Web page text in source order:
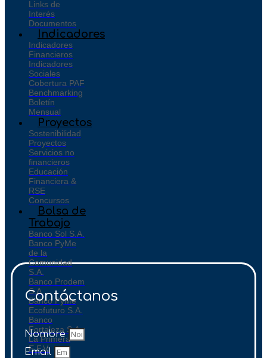
Links de
Interés
Documentos
Indicadores
Indicadores
Financieros
Indicadores
Sociales
Cobertura PAF
Benchmarking
Boletín
Mensual
Proyectos
Sostenibilidad
Proyectos
Servicios no
financieros
Educación
Financiera &
RSE
Concursos
Bolsa de
Trabajo
Banco Sol S.A.
Banco PyMe
de la
Comunidad
S.A.
Banco Prodem
S.A.
Banco PyMe
Ecofuturo S.A.
Banco
Fortaleza S.A.
La Primera
E.F.V.
Contáctanos
Nombre
Email